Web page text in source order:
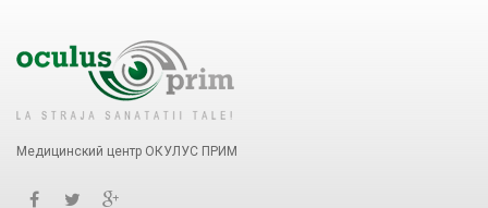
Медицинский центр ОКУЛУС ПРИМ